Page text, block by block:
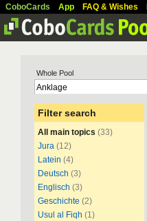
CoboCards App FAQ & Wishes
Whole Pool
Filter search
All main topics (33)
Jura (12)
Latein (4)
Deutsch (3)
Englisch (3)
Geschichte (2)
Usul al Fiqh (1)